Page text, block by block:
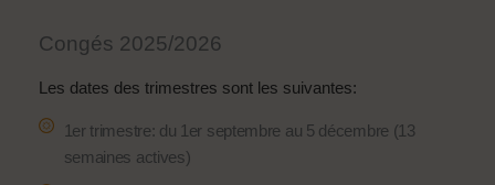
Congés 2025/2026
Les dates des trimestres sont les suivantes:
1er trimestre: du 1er septembre au 5 décembre (13
semaines actives)